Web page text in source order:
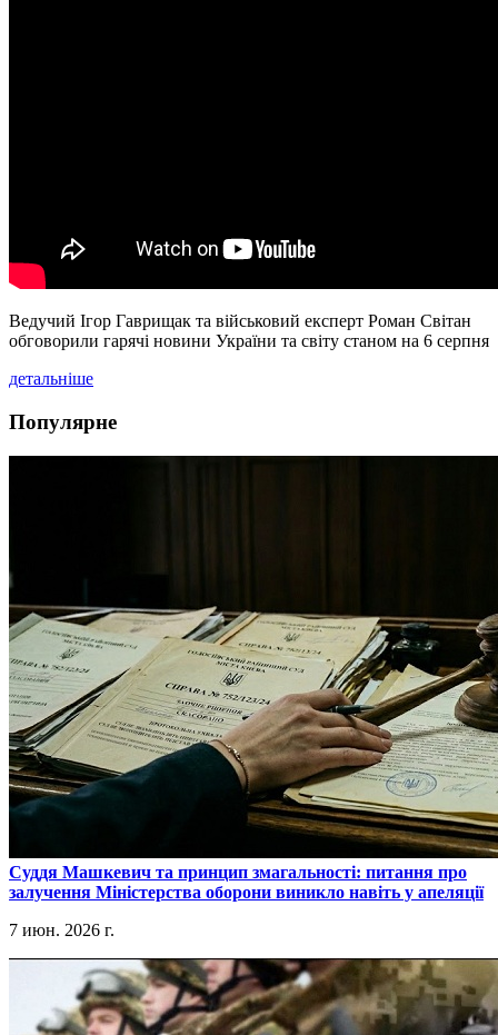
Ведучий Ігор Гаврищак та військовий експерт Роман Світан
обговорили гарячі новини України та світу станом на 6 серпня
детальніше
Популярне
​Суддя Машкевич та принцип змагальності: питання про
залучення Міністерства оборони виникло навіть у апеляції
7 июн. 2026 г.